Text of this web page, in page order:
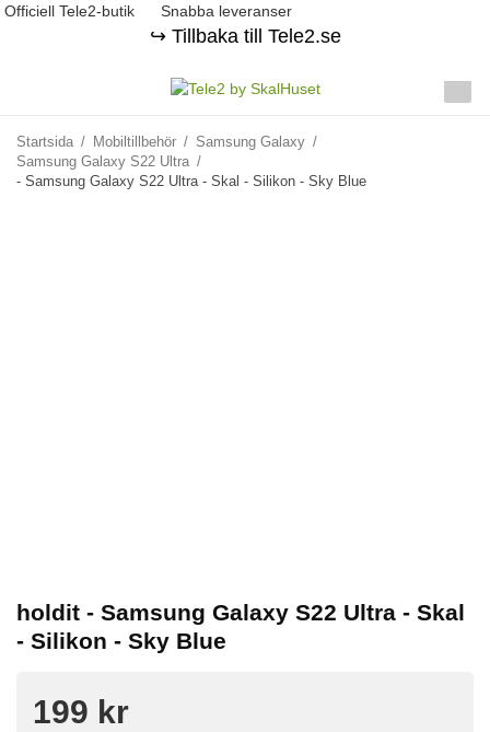
Officiell Tele2-butik Snabba leveranser
↪️ Tillbaka till Tele2.se
Startsida / Mobiltillbehör / Samsung Galaxy /
Samsung Galaxy S22 Ultra /
- Samsung Galaxy S22 Ultra - Skal - Silikon - Sky Blue
holdit - Samsung Galaxy S22 Ultra - Skal
- Silikon - Sky Blue
199 kr